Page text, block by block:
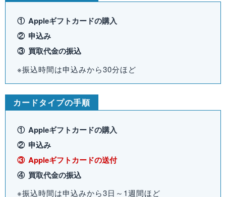
Appleギフトカードの購入
申込み
買取代金の振込
※振込時間は申込みから30分ほど
カードタイプの手順
Appleギフトカードの購入
申込み
Appleギフトカードの送付
買取代金の振込
※振込時間は申込みから3日～1週間ほど